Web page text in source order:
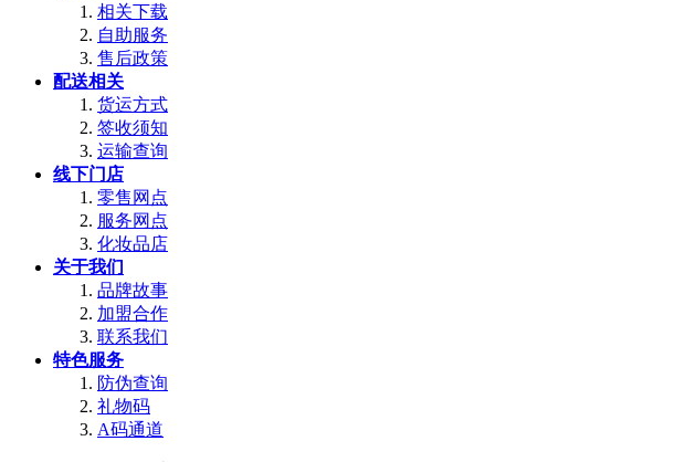
相关下载
自助服务
售后政策
配送相关
货运方式
签收须知
运输查询
线下门店
零售网点
服务网点
化妆品店
关于我们
品牌故事
加盟合作
联系我们
特色服务
防伪查询
礼物码
A码通道